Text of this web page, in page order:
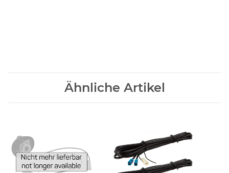
Ähnliche Artikel